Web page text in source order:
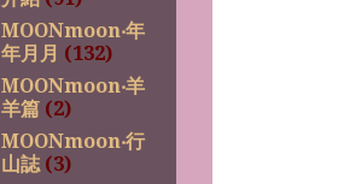
MOONmoon‧年
年月月 (132)
MOONmoon‧羊
羊篇 (2)
MOONmoon‧行
山誌 (3)